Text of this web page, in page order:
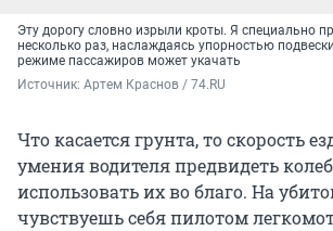
Эту дорогу словно изрыли кроты. Я специально
несколько раз, наслаждаясь упорностью
режиме пассажиров может укачать
Источник: Артем Краснов / 74.RU
Что касается грунта, то скорость
умения водителя предвидеть
использовать их во благо. На
чувствуешь себя пилотом